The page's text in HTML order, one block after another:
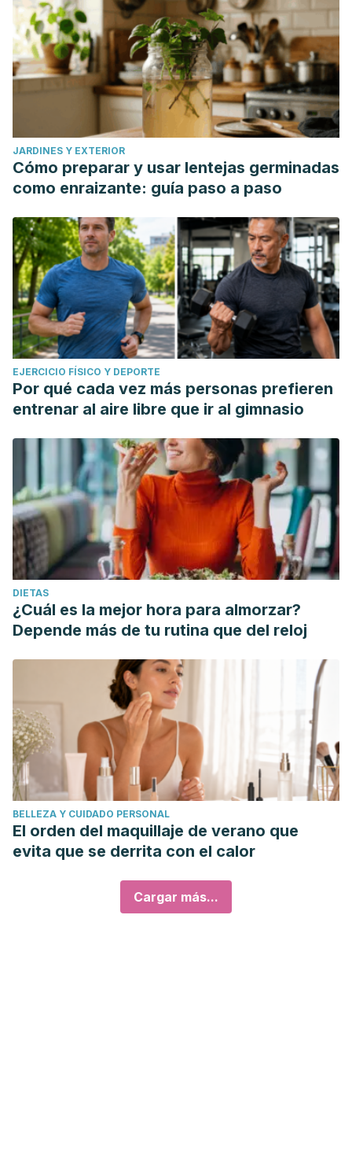
JARDINES Y EXTERIOR
Cómo preparar y usar lentejas germinadas
como enraizante: guía paso a paso
EJERCICIO FÍSICO Y DEPORTE
Por qué cada vez más personas prefieren
entrenar al aire libre que ir al gimnasio
DIETAS
¿Cuál es la mejor hora para almorzar?
Depende más de tu rutina que del reloj
BELLEZA Y CUIDADO PERSONAL
El orden del maquillaje de verano que
evita que se derrita con el calor
Cargar más...